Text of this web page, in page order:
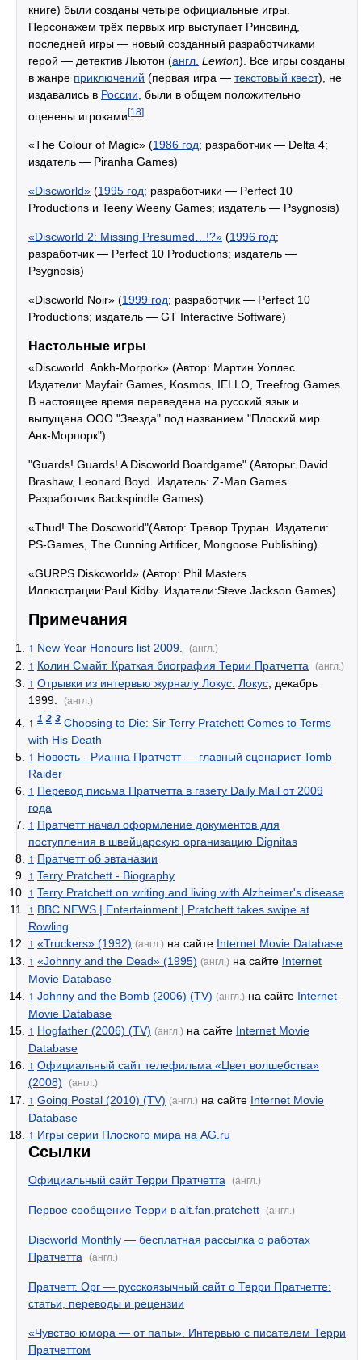
книге) были созданы четыре официальные игры.
Персонажем трёх первых игр выступает Ринсвинд,
последней игры — новый созданный разработчиками
герой — детектив Льютон (англ. Lewton). Все игры созданы
в жанре приключений (первая игра — текстовый квест), не
издавались в России , были в общем положительно
оценены игроками[18]
«The Colour of Magic» (1986 год; разработчик — Delta 4;
издатель — Piranha Games)
«Discworld» (1995 год; разработчики — Perfect 10
Productions и Teeny Weeny Games; издатель — Psygnosis)
«Discworld 2: Missing Presumed…!?» (1996 год;
разработчик — Perfect 10 Productions; издатель —
Psygnosis)
«Discworld Noir» (1999 год; разработчик — Perfect 10
Productions; издатель — GT Interactive Software)
Настольные игры
«Discworld. Ankh-Morpork» (Автор: Мартин Уоллес.
Издатели: Mayfair Games, Kosmos, IELLO, Treefrog Games.
В настоящее время переведена на русский язык и
выпущена ООО "Звезда" под названием "Плоский мир.
Анк-Морпорк").
"Guards! Guards! A Discworld Boardgame" (Авторы: David
Brashaw, Leonard Boyd. Издатель: Z-Man Games.
Разработчик Backspindle Games).
«Thud! The Doscworld"(Автор: Тревор Труран. Издатели:
PS-Games, The Cunning Artificer, Mongoose Publishing).
«GURPS Diskcworld» (Автор: Phil Masters.
Иллюстрации:Paul Kidby. Издатели:Steve Jackson Games).
Примечания
↑ New Year Honours list 2009. (англ.)
↑ Колин Смайт. Краткая биография Терии Пратчетта (англ.)
↑ Отрывки из интервью журналу Локус. Локус, декабрь
1999. (англ.)
↑ 1 2 3 Choosing to Die: Sir Terry Pratchett Comes to Terms
with His Death
↑ Новость - Рианна Пратчетт — главный сценарист Tomb
Raider
↑ Перевод письма Пратчетта в газету Daily Mail от 2009
года
↑ Пратчетт начал оформление документов для
поступления в швейцарскую организацию Dignitas
↑ Пратчетт об эвтаназии
↑ Terry Pratchett - Biography
↑ Terry Pratchett on writing and living with Alzheimer's disease
↑ BBC NEWS | Entertainment | Pratchett takes swipe at
Rowling
↑ «Truckers» (1992) (англ.) на сайте Internet Movie Database
↑ «Johnny and the Dead» (1995) (англ.) на сайте Internet
Movie Database
↑ Johnny and the Bomb (2006) (TV) (англ.) на сайте Internet
Movie Database
↑ Hogfather (2006) (TV) (англ.) на сайте Internet Movie
Database
↑ Официальный сайт телефильма «Цвет волшебства»
(2008)
(англ.)
↑ Going Postal (2010) (TV) (англ.) на сайте Internet Movie
Database
↑ Игры серии Плоского мира на AG.ru
Ссылки
Официальный сайт Терри Пратчетта (англ.)
Первое сообщение Терри в alt.fan.pratchett (англ.)
Discworld Monthly — бесплатная рассылка о работах
Пратчетта
(англ.)
Пратчетт. Орг — русскоязычный сайт о Терри Пратчетте:
статьи, переводы и рецензии
«Чувство юмора — от папы». Интервью с писателем Терри
Пратчеттом